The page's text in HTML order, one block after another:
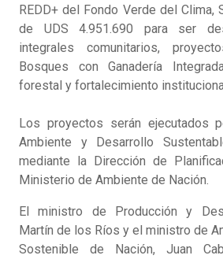
REDD+ del Fondo Verde del Clima,
de UDS 4.951.690 para ser
integrales comunitarios,
Bosques con Ganadería
forestal y fortalecimiento
Los proyectos serán ejecutados
Ambiente y Desarrollo
mediante la Dirección de
Ministerio de Ambiente de Nación.
El ministro de Producción y
Martín de los Ríos y el ministro de
Sostenible de Nación, Juan